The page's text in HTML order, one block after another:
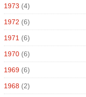
1973 (4)
1972 (6)
1971 (6)
1970 (6)
1969 (6)
1968 (2)